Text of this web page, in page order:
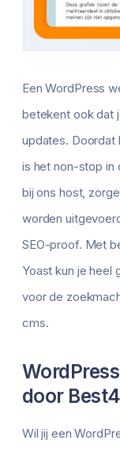
Een WordPress
betekent ook dat
updates. Doordat
is het non-stop in
bij ons host,
worden
SEO-proof. Met
Yoast kun je heel
voor de
cms.
door
Wil jij een